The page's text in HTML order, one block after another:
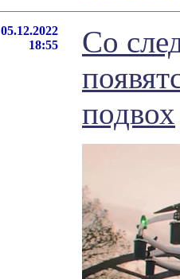
05.12.2022
18:55
Со
подвох